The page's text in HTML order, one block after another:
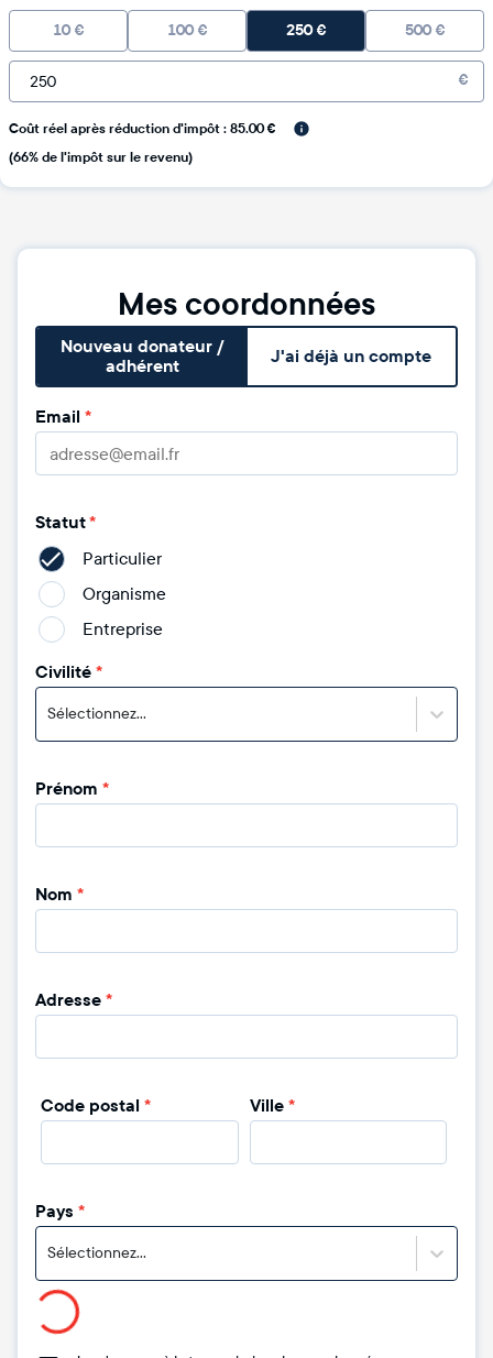
10 € 100 € 250€ 500 €
€
Coût réel après réduction d'impôt : 85.00 €
(66% de l'impôt sur le revenu)
Mes coordonnées
Nouveau donateur /
adhérent
J'ai déjà un compte
Email *
Statut*
Particulier
Organisme
Entreprise
Civilité*
Sélectionnez...
Prénom *
Nom *
Adresse*
Code postal * Ville *
Pays *
Sélectionnez...